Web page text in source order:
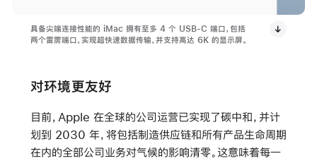
具备尖端连接性能的 iMac 拥有至多 4 个 USB-C 端口，包括
两个雷雳端口，实现超快速数据传输，并支持高达 6K 的显示屏。
对环境更友好
目前，Apple 在全球的公司运营已实现了碳中和，并计
划到 2030 年，将包括制造供应链和所有产品生命周期
在内的全部公司业务对气候的影响清零。这意味着每一